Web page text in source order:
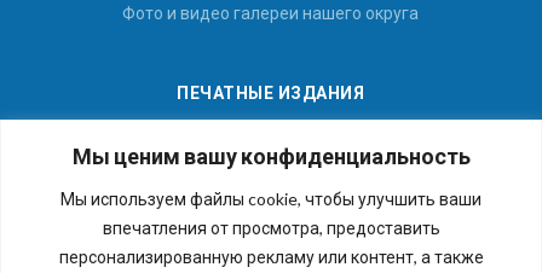
Мы ценим вашу конфиденциальность
Мы используем файлы cookie, чтобы улучшить ваши
впечатления от просмотра, предоставить
персонализированную рекламу или контент, а также
Фото и видео галереи нашего округа
ПЕЧАТНЫЕ ИЗДАНИЯ
Последние номера наших газет